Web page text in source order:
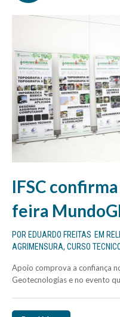
IFSC
feira
POR EDUARDO FREITAS EM
AGRIMENSURA, CURSO
Apoio comprova a confiança
Geotecnologias e no evento